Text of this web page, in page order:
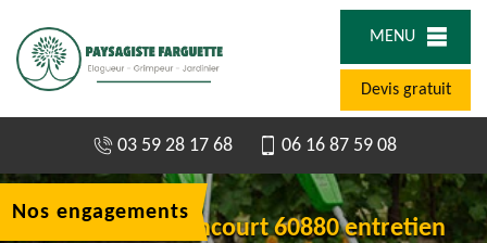
MENU
Devis gratuit
03 59 28 17 68 06 16 87 59 08
Jardinier à Armancourt 60880 entretien
Nos engagements